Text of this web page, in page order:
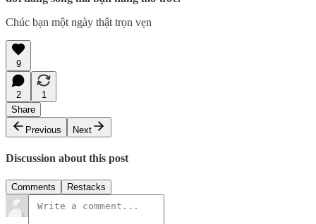
Chúc bạn một ngày thật trọn vẹn
9
2
1
Share
Previous
Next
Discussion about this post
Comments Restacks